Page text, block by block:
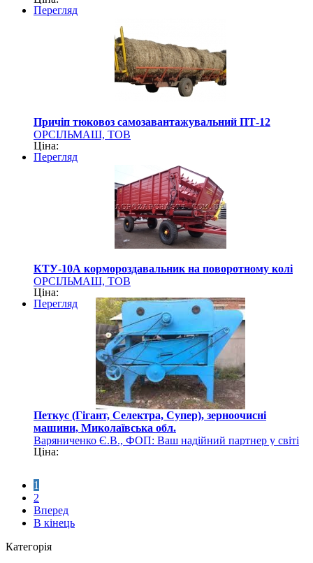
Перегляд
Причіп тюковоз самозавантажувальний ПТ-12
ОРСІЛЬМАШ, ТОВ
Ціна:
Перегляд
КТУ-10А кормороздавальник на поворотному колі
ОРСІЛЬМАШ, ТОВ
Ціна:
Перегляд
Петкус (Гігант, Селектра, Супер), зерноочисні
машини, Миколаївська обл.
Варяниченко Є.В., ФОП: Ваш надійний партнер у світі
сільгосптехніки
Ціна:
1
2
Вперед
В кінець
Категорія